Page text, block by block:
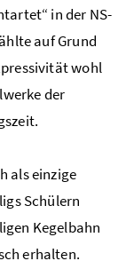
in der NS-
auf Grund
wohl
der
als einzige
Schülern
Kegelbahn
erhalten.